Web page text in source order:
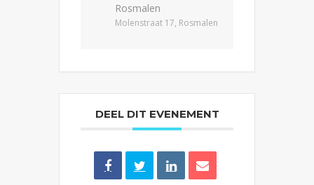
Rosmalen
Molenstraat 17, Rosmalen
DEEL DIT EVENEMENT